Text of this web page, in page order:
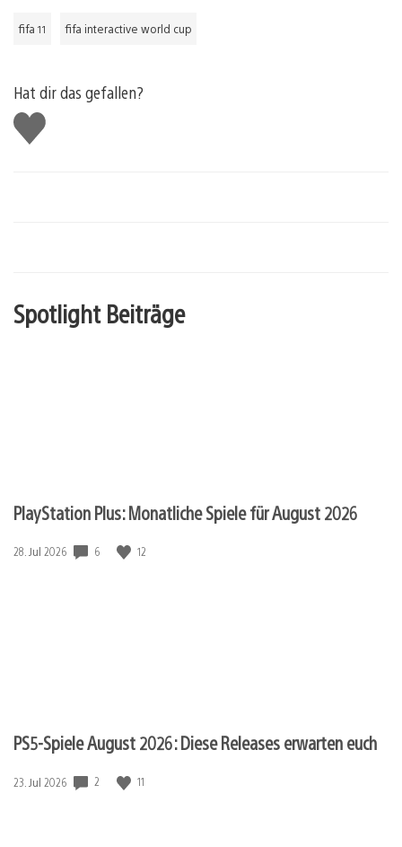
fifa 11 fifa interactive world cup
Hat dir das gefallen?
Gefällt
mir
Spotlight Beiträge
PlayStation Plus: Monatliche Spiele für August 2026
Veröffentlichungsdatum:
28. Jul 2026 6 12
PS5-Spiele August 2026: Diese Releases erwarten euch
Veröffentlichungsdatum:
23. Jul 2026 2 11